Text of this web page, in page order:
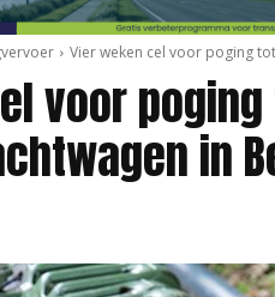
Vier weken cel voor poging
voor
in